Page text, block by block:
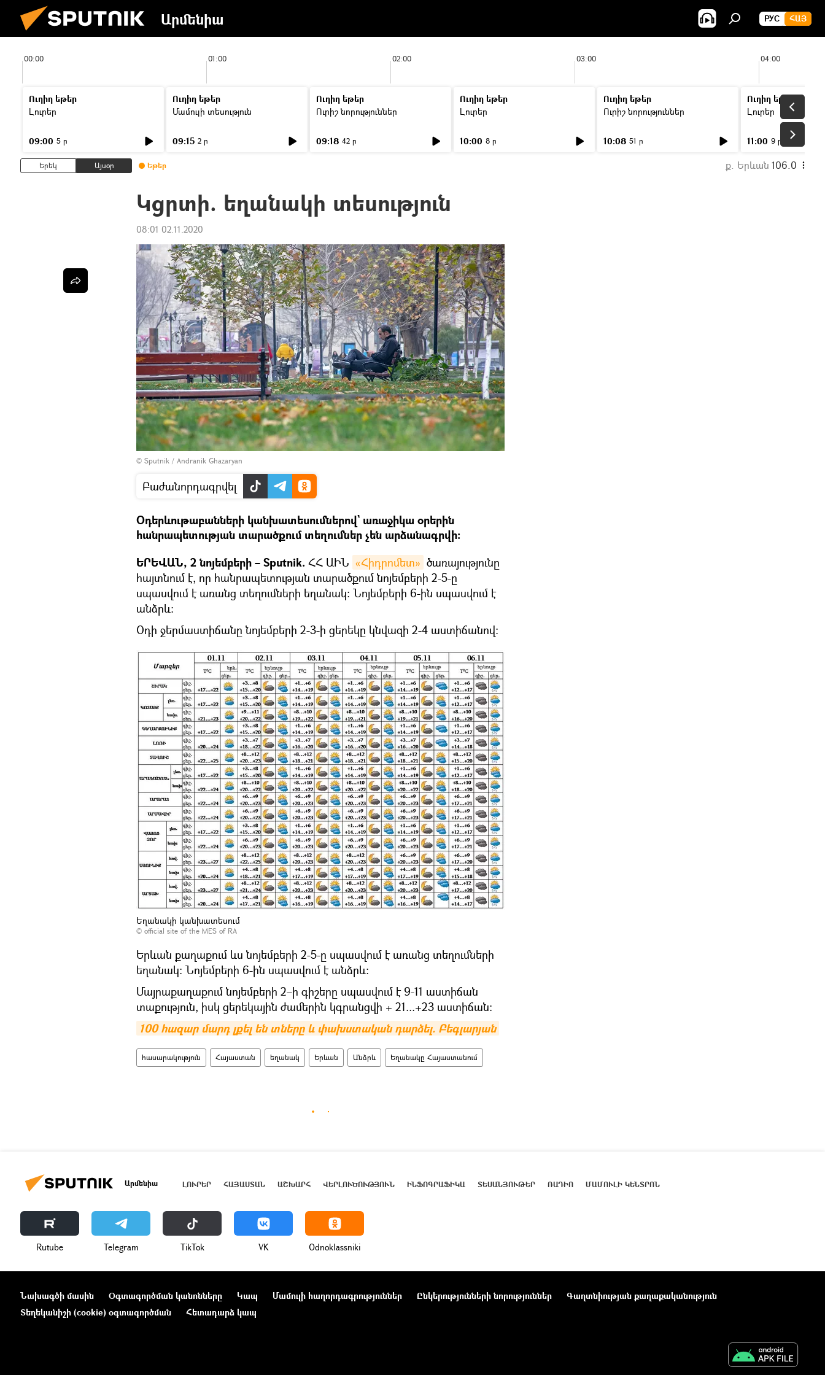
Արմենիա РУС ՀԱՅ
00:00 01:00 02:00 03:00 04:00
Ուղիղ եթեր
Լուրեր
09:00 5 ր
Ուղիղ եթեր
Մամուլի տեսություն
09:15 2 ր
Ուղիղ եթեր
Ուրիշ նորություններ
09:18 42 ր
Ուղիղ եթեր
Լուրեր
10:00 8 ր
Ուղիղ եթեր
Ուրիշ նորություններ
10:08 51 ր
Ուղիղ եթեր
Լուրեր
11:00 9 ր
Երեկ Այսօր Եթեր ք. Երևան 106.0
Կցրտի. եղանակի տեսություն
08:01 02.11.2020
© Sputnik / Andranik Ghazaryan
Բաժանորդագրվել
Օդերևութաբանների կանխատեսումներով` առաջիկա օրերին
հանրապետության տարածքում տեղումներ չեն արձանագրվի։
ԵՐԵՎԱՆ, 2 նոյեմբերի – Sputnik. ՀՀ ԱԻՆ «Հիդրոմետ» ծառայությունը
հայտնում է, որ հանրապետության տարածքում նոյեմբերի 2-5-ը
սպասվում է առանց տեղումների եղանակ: Նոյեմբերի 6-ին սպասվում է
անձրև:
Օդի ջերմաստիճանը նոյեմբերի 2-3-ի ցերեկը կնվազի 2-4 աստիճանով։
Եղանակի կանխատեսում
© official site of the MES of RA
Երևան քաղաքում ևս նոյեմբերի 2-5-ը սպասվում է առանց տեղումների
եղանակ: Նոյեմբերի 6-ին սպասվում է անձրև:
Մայրաքաղաքում նոյեմբերի 2–ի գիշերը սպասվում է 9-11 աստիճան
տաքություն, իսկ ցերեկային ժամերին կգրանցվի + 21...+23 աստիճան։
100 հազար մարդ լքել են տները և փախստական դարձել. Բեգլարյան
հասարակություն Հայաստան եղանակ Երևան Անձրև Եղանակը Հայաստանում
Արմենիա ԼՈՒՐԵՐ ՀԱՅԱՍՏԱՆ ԱՇԽԱՐՀ ՎԵՐԼՈՒԾՈՒԹՅՈՒՆ ԻՆՖՈԳՐԱՖԻԿԱ ՏԵՍԱՆՅՈՒԹԵՐ ՌԱԴԻՈ ՄԱՄՈՒԼԻ ԿԵՆՏՐՈՆ
Rutube Telegram ТikТоk VK Odnoklassniki
Նախագծի մասին Օգտագործման կանոնները Կապ Մամուլի հաղորդագրություններ Ընկերությունների նորություններ
Գաղտնիության քաղաքականություն
Տեղեկանիշի (cookie) օգտագործման
Հետադարձ կապ